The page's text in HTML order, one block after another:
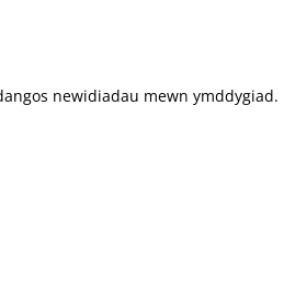
newidiadau mewn ymddygiad.